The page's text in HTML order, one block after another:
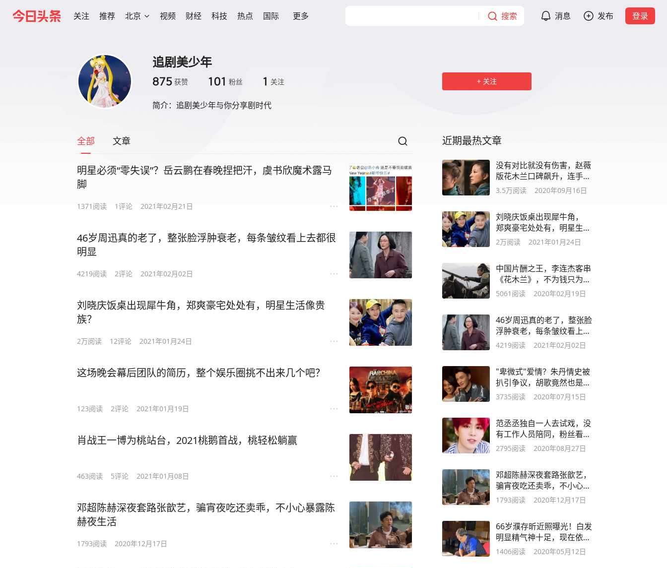
关注 推荐 北京 视频 财经 科技 热点 国际 更多 搜索 消息 发布 登录
追剧美少年
875 获赞 101 粉丝 1 关注
简介： 追剧美少年与你分享剧时代
关注
全部 文章
明星必须“零失误”？岳云鹏在春晚捏把汗，虞书欣魔术露马
脚
1371 阅读 1评论 2021年02月21日
46岁周迅真的老了，整张脸浮肿衰老，每条皱纹看上去都很
明显
4219阅读 2评论 2021年02月02日
刘晓庆饭桌出现犀牛角，郑爽豪宅处处有，明星生活像贵
族？
2万阅读 12评论 2021年01月24日
这场晚会幕后团队的简历，整个娱乐圈挑不出来几个吧？
123阅读 2评论 2021年01月19日
肖战王一博为桃站台，2021桃鹅首战，桃轻松躺赢
463阅读 5评论 2021年01月08日
邓超陈赫深夜套路张歆艺，骗宵夜吃还卖乖，不小心暴露陈
赫夜生活
1793阅读 2020年12月17日
近期最热文章
没有对比就没有伤害，赵薇
版花木兰口碑飙升，连手指
都是戏
3.5万阅读 2020年09月16日
刘晓庆饭桌出现犀牛角，
郑爽豪宅处处有，明星生
活像贵族？
2万阅读 2021年01月24日
中国片酬之王，李连杰客串
《花木兰》，不为钱只为女
儿的一番话
5061 阅读 2020年02月19日
46岁周迅真的老了，整张脸
浮肿衰老，每条皱纹看上去
都很明显
4219阅读 2021年02月02日
"卑微式"爱情？朱丹情史被
扒引争议，胡歌竟然也是过
客？
3735阅读 2020年07月15日
范丞丞独自一人去试戏，没
有工作人员陪同，粉丝看不
惯喊话乐华
2795阅读 2020年08月27日
邓超陈赫深夜套路张歆艺，
骗宵夜吃还卖乖，不小心暴
露陈赫夜生活
1793阅读 2020年12月17日
66岁濮存昕近照曝光！白发
明显精气神十足，现在依旧
是男神
1406阅读 2020年05月12日